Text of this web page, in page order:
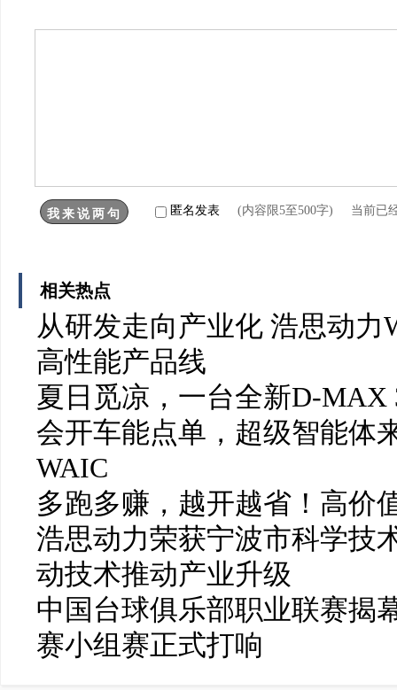
匿名发表 (内容限5至500字) 当前已
相关热点
从研发走向产业化 浩思动
高性能产品线
夏日觅凉，一台全新D-MAX
会开车能点单，超级智能体
WAIC
多跑多赚，越开越省！高价
浩思动力荣获宁波市科学技
动技术推动产业升级
中国台球俱乐部职业联赛揭
赛小组赛正式打响